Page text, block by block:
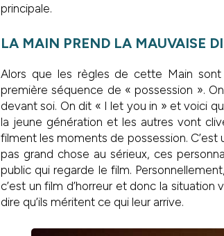
principale.
LA MAIN PREND LA MAUVAISE
Alors que les règles de cette Main
première séquence de « possession ».
devant soi. On dit « I let you in » et voici
la jeune génération et les autres vont
filment les moments de possession.
pas grand chose au sérieux, ces
public qui regarde le film.
c’est un film d’horreur et donc la
dire qu’ils méritent ce qui leur arrive.